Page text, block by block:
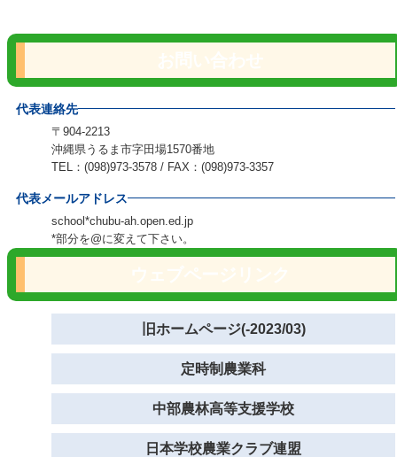
代表連絡先
〒904-2213
沖縄県うるま市字田場1570番地
TEL：(098)973-3578 / FAX：(098)973-3357
代表メールアドレス
school*chubu-ah.open.ed.jp
*部分を@に変えて下さい。
旧ホームページ(-2023/03)
定時制農業科
中部農林高等支援学校
日本学校農業クラブ連盟